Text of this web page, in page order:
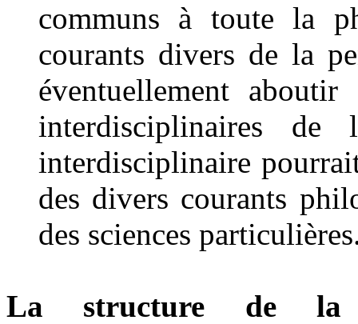
communs à toute la
courants divers de la
éventuellement
interdisciplinaires de
interdisciplinaire
des divers courants
des sciences
La structure de la